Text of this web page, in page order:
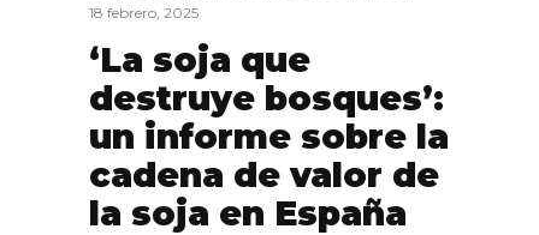
18 febrero, 2025
‘La soja que
destruye bosques’:
un informe sobre la
cadena de valor de
la soja en España